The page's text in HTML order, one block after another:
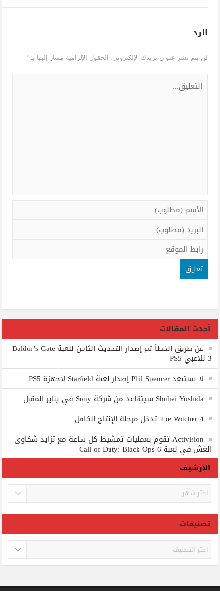
الرد
لن يتم نشر عنوان بريدك الإلكتروني. الحقول الإلزامية مشار إليها بـ*
أحدث المقالات
عن طريق الخطأ تم إصدار التحديث الثامن للعبة Baldur’s Gate
3 للاعبي PS5
لا يستبعد Phil Spencer إصدار لعبة Starfield لأجهزة PS5
Shuhei Yoshida سيتقاعد من شركة Sony في يناير المقبل
The Witcher 4 تدخل مرحلة الإنتاج الكامل
Activision تقوم بعمليات تمشيط كل ساعة مع تزايد شكاوى
الغش في لعبة Call of Duty: Black Ops 6
الأرشيف
الأرشيف
تصنيفات
تصنيفات